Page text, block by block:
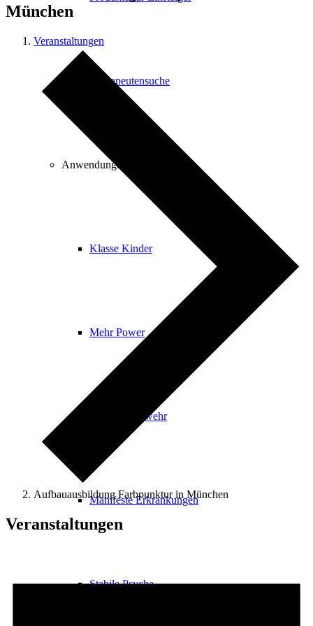
Therapeutensuche
Anwendungen
Klasse Kinder
Mehr Power
Gesunde Abwehr
Manifeste Erkrankungen
Stabile Psyche
München
Veranstaltungen
Aufbauausbildung Farbpunktur in München
Veranstaltungen